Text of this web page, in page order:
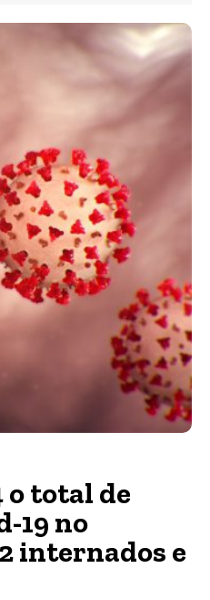
o total de
19 no
internados e